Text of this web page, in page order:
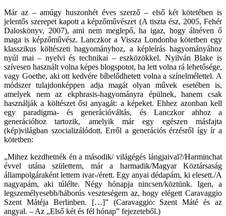
Már az – amúgy huszonhét éves szerző – első két kötetében is
jelentős szerepet kapott a képzőművészet (A tiszta ész, 2005, Fehér
Daloskönyv, 2007), ami nem meglepő, ha igaz, hogy álnéven ő
maga is képzőművész. Lanczkor a Vissza Londonba kötetben egy
klasszikus költészeti hagyományhoz, a képleírás hagyományához
nyúl mai – nyelvi és technikai – eszközökkel. Nyilván Blake is
szívesen használt volna képes blogspotot, ha lett volna rá lehetősége,
vagy Goethe, aki ott kedvére bíbelődhetett volna a színelmélettel. A
módszer tulajdonképpen adja magát olyan művek esetében is,
amelyek nem az ekphrasis-hagyományra épülnek, hanem csak
használják a költészet ősi anyagát: a képeket. Ehhez azonban kell
egy paradigma- és generációváltás, és Lanczkor ahhoz a
generációhoz tartozik, amelyik már egy egészen másfajta
(kép)világban szocializálódott. Erről a generációs érzésről így ír a
kötetben:
„Mihez kezdhetnék én a második/ világégés lángjaival?/Harminchat
évvel utána születtem, már a harmadik/Magyar Köztársaság
állampolgáraként lettem ivar-/érett. Egy anyai dédapám, ki elesett./A
nagyapám, aki túlélte. Négy hónapja nincsen/köztünk. Igen, a
legszemélyesebb/háborús veszteségem az, hogy elégett Caravaggio
Szent Mátéja Berlinben. […]” (Caravaggio: Szent Máté és az
angyal. – Az „Első két és fél hónap” fejezeteből.)